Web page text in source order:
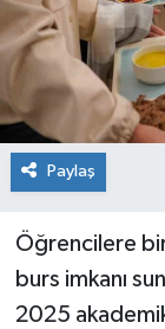
Paylaş
Öğrencilere
burs imkanı
2025